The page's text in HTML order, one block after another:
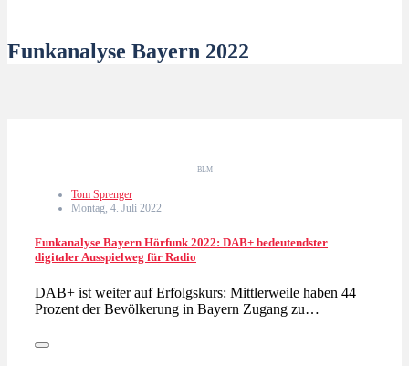
Funkanalyse Bayern 2022
BLM
Tom Sprenger
Montag, 4. Juli 2022
Funkanalyse Bayern Hörfunk 2022: DAB+ bedeutendster
digitaler Ausspielweg für Radio
DAB+ ist weiter auf Erfolgskurs: Mittlerweile haben 44
Prozent der Bevölkerung in Bayern Zugang zu…